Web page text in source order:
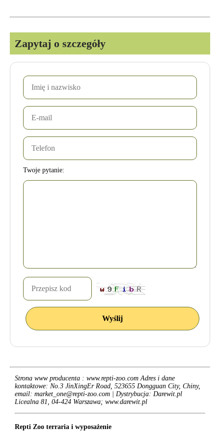
Zapytaj o szczegóły
Twoje pytanie:
Strona www producenta : www.repti-zoo.com Adres i dane
kontaktowe: No.3 JinXingEr Road, 523655 Dongguan City, Chiny,
email: market_one@repti-zoo.com | Dystrybucja: Darewit.pl
Licealna 81, 04-424 Warszawa; www.darewit.pl
Repti Zoo terraria i wyposażenie